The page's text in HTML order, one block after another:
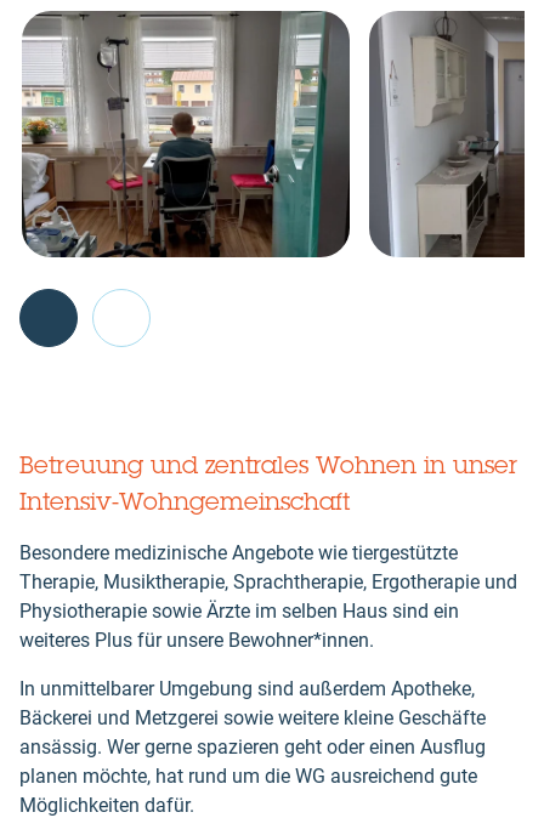
Skip
this
section
before
this
Betreuung und zentrales Wohnen in unser
Intensiv-Wohngemeinschaft
Besondere medizinische Angebote wie tiergestützte
Therapie, Musiktherapie, Sprachtherapie, Ergotherapie und
Physiotherapie sowie Ärzte im selben Haus sind ein
weiteres Plus für unsere Bewohner*innen.
In unmittelbarer Umgebung sind außerdem Apotheke,
Bäckerei und Metzgerei sowie weitere kleine Geschäfte
ansässig. Wer gerne spazieren geht oder einen Ausflug
planen möchte, hat rund um die WG ausreichend gute
Möglichkeiten dafür.